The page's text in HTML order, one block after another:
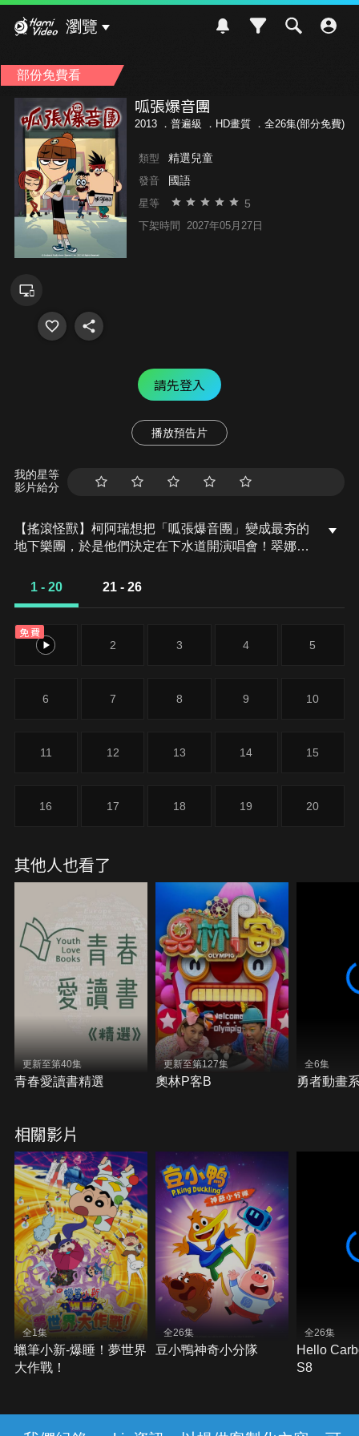
瀏覽
部份免費看
呱張爆音團
2013 ． 普遍級 ．HD畫質 ．全26集(部分免費)
類型 精選兒童
發音 國語
星等 5
下架時間 2027年05月27日
請先登入
播放預告片
我的星等
影片給分
【搖滾怪獸】柯阿瑞想把「呱張爆音團」變成最夯的
地下樂團，於是他們決定在下水道開演唱會！翠娜為
喚醒了一隻古老的下水道怪獸。【單植樂團】音爆狂
有自我意識的音樂天才。柯阿瑞讓它加入了樂團，豆
芽卻試圖把樂團推向全新的方向。
1 - 20 21 - 26
免費
1 2 3 4 5
6 7 8 9 10
11 12 13 14 15
16 17 18 19 20
其他人也看了
更新至第40集
青春愛讀書精選
更新至第127集
奧林P客B
全6集
勇者動畫
相關影片
全1集
蠟筆小新-爆睡！夢世界
大作戰！
全26集
豆小鴨神奇小分隊
全26集
Hello
S8